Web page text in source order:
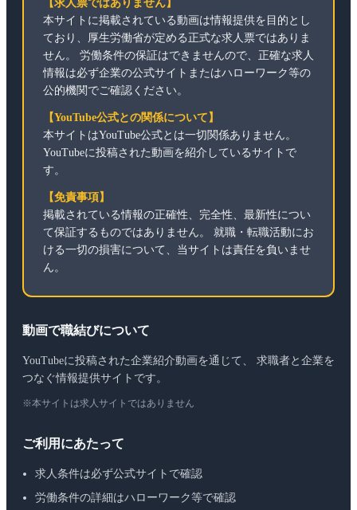
【求人票ではありません】
本サイトに掲載されている動画は情報提供を目的とし
ており、厚生労働省が定める正式な求人票ではありま
せん。 労働条件の保証はできませんので、正確な求人
情報は必ず企業の公式サイトまたはハローワーク等の
公的機関でご確認ください。
【YouTube公式との関係について】
本サイトはYouTube公式とは一切関係ありません。
YouTubeに投稿された動画を紹介しているサイトで
す。
【免責事項】
掲載されている情報の正確性、完全性、最新性につい
て保証するものではありません。 就職・転職活動にお
ける一切の損害について、当サイトは責任を負いませ
ん。
動画で職結びについて
YouTubeに投稿された企業紹介動画を通じて、 求職者と企業を
つなぐ情報提供サイトです。
※本サイトは求人サイトではありません
ご利用にあたって
求人条件は必ず公式サイトで確認
労働条件の詳細はハローワーク等で確認